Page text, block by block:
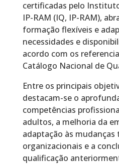
certificadas pelo
IP-RAM (IQ, IP-RAM),
formação flexíveis e
necessidades e
acordo com os
Catálogo Nacional de
Entre os principais
destacam-se o
competências
adultos, a melhoria da
adaptação às mudanças
organizacionais e a
qualificação